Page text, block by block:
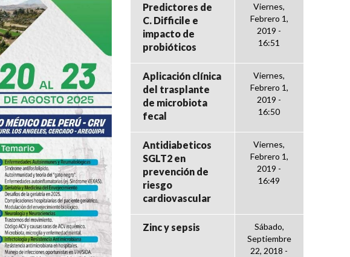
Predictores de
C. Difficile e
impacto de
probióticos
Viernes,
Febrero 1,
2019 -
16:51
Aplicación clínica
del trasplante
de microbiota
fecal
Viernes,
Febrero 1,
2019 -
16:50
Antidiabeticos
SGLT2 en
prevención de
riesgo
cardiovascular
Viernes,
Febrero 1,
2019 -
16:49
Zinc y sepsis
Sábado,
Septiembre
22, 2018 -